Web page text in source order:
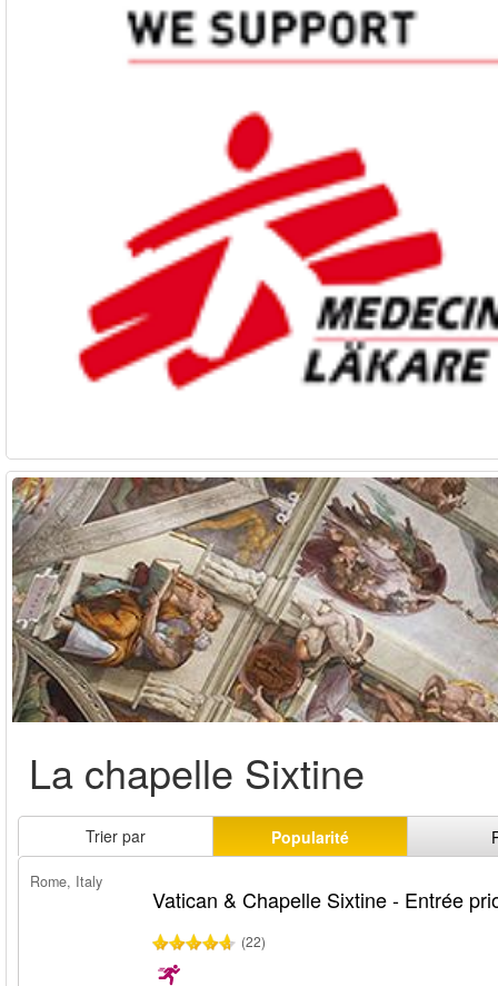
La chapelle Sixtine
Trier par Popularité
Rome, Italy
Vatican & Chapelle Sixtine - Entrée
(22)